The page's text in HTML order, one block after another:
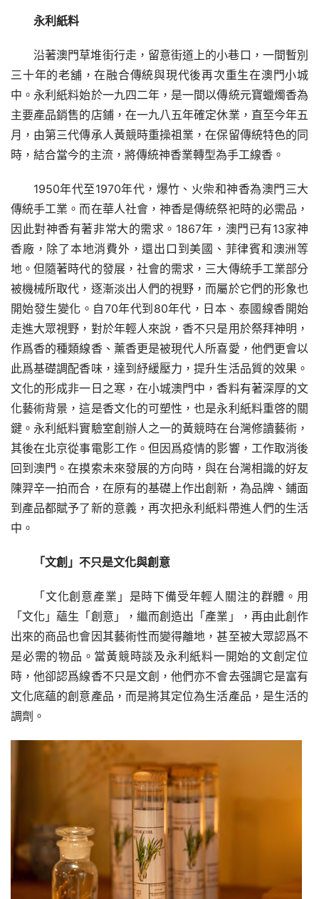
永利紙料
沿著澳門草堆街行走，留意街道上的小巷口，一間暫別
三十年的老舖，在融合傳統與現代後再次重生在澳門小城
中。永利紙料始於一九四二年，是一間以傳統元寶蠟燭香為
主要產品銷售的店鋪，在一九八五年確定休業，直至今年五
月，由第三代傳承人黃競時重操祖業，在保留傳統特色的同
時，結合當今的主流，將傳統神香業轉型為手工線香。
1950年代至1970年代，爆竹、火柴和神香為澳門三大
傳統手工業。而在華人社會，神香是傳統祭祀時的必需品，
因此對神香有著非常大的需求。1867年，澳門已有13家神
香廠，除了本地消費外，還出口到美國、菲律賓和澳洲等
地。但隨著時代的發展，社會的需求，三大傳統手工業部分
被機械所取代，逐漸淡出人們的視野，而屬於它們的形象也
開始發生變化。自70年代到80年代，日本、泰國線香開始
走進大眾視野，對於年輕人來說，香不只是用於祭拜神明，
作爲香的種類線香、薰香更是被現代人所喜愛，他們更會以
此爲基礎調配香味，達到紓緩壓力，提升生活品質的效果。
文化的形成非一日之寒，在小城澳門中，香料有著深厚的文
化藝術背景，這是香文化的可塑性，也是永利紙料重啓的關
鍵。永利紙料實驗室創辦人之一的黃競時在台灣修讀藝術，
其後在北京從事電影工作。但因爲疫情的影響，工作取消後
回到澳門。在摸索未來發展的方向時，與在台灣相識的好友
陳羿辛一拍而合，在原有的基礎上作出創新，為品牌、鋪面
到產品都賦予了新的意義，再次把永利紙料帶進人們的生活
中。
「文創」不只是文化與創意
「文化創意產業」是時下備受年輕人關注的群體。用
「文化」蘊生「創意」，繼而創造出「產業」，再由此創作
出來的商品也會因其藝術性而變得離地，甚至被大眾認爲不
是必需的物品。當黃競時談及永利紙料一開始的文創定位
時，他卻認爲線香不只是文創，他們亦不會去强調它是富有
文化底蘊的創意產品，而是將其定位為生活產品，是生活的
調劑。